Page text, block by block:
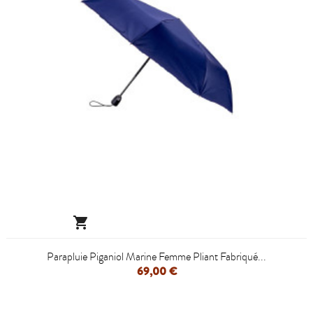

Parapluie Piganiol Marine Femme Pliant Fabriqué...
69,00 €